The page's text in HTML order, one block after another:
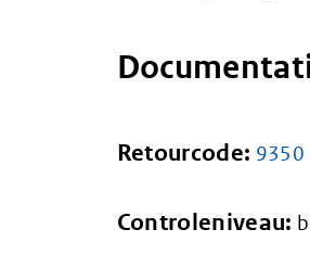
Retourcode: 9350
Controleniveau: